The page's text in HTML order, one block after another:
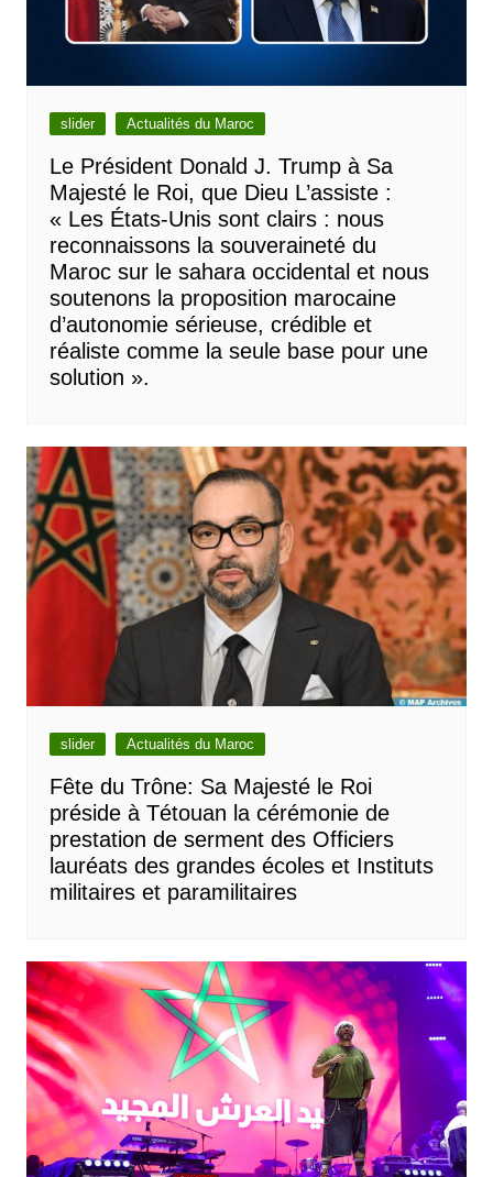
slider Actualités du Maroc
Le Président Donald J. Trump à Sa
Majesté le Roi, que Dieu L’assiste :
« Les États-Unis sont clairs : nous
reconnaissons la souveraineté du
Maroc sur le sahara occidental et nous
soutenons la proposition marocaine
d’autonomie sérieuse, crédible et
réaliste comme la seule base pour une
solution ».
slider Actualités du Maroc
Fête du Trône: Sa Majesté le Roi
préside à Tétouan la cérémonie de
prestation de serment des Officiers
lauréats des grandes écoles et Instituts
militaires et paramilitaires